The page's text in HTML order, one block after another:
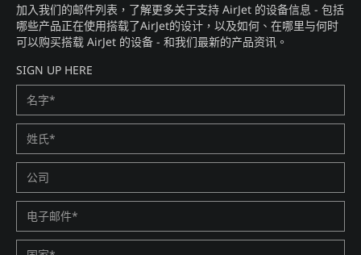
加入我们的邮件列表，了解更多关于支持 AirJet 的设备信息 - 包括
哪些产品正在使用搭载了AirJet的设计，以及如何、在哪里与何时
可以购买搭载 AirJet 的设备 - 和我们最新的产品资讯。​
SIGN UP HERE